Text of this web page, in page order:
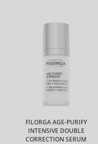
FILORGA AGE-PURIFY
INTENSIVE DOUBLE
CORRECTION SERUM